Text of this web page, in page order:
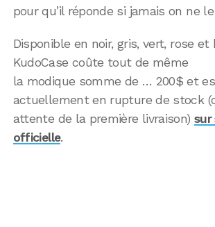
pour qu’il réponde si jamais on ne
Disponible en noir, gris, vert, rose et
KudoCase coûte tout de même
la modique somme de … 200$ et
actuellement en rupture de stock
attente de la première livraison) sur
officielle.